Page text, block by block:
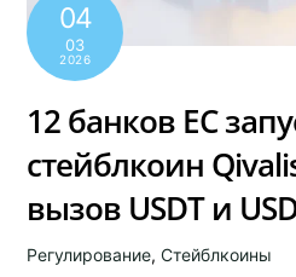
04
03
2026
12 банков ЕС
стейблкоин
вызов USDT и
Регулирование,Стейблкоины